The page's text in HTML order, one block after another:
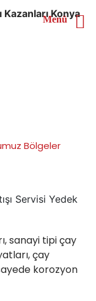
Bölgeler
sanayi tipi çay
çay
korozyon
Menü